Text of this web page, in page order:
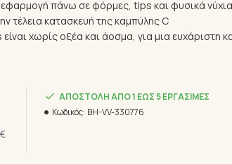
εφαρμογή πάνω σε φόρμες, tips και φυσικά νύχια
τέλεια κατασκευή της καμπύλης C
χωρίς οξέα και άοσμα, για μια ευχάριστη
ΑΠΟΣΤΟΛΉ ΑΠΌ 1 ΈΩΣ 5 ΕΡΓΆΣΙΜΕΣ
Κωδικός: BH-VV-330776